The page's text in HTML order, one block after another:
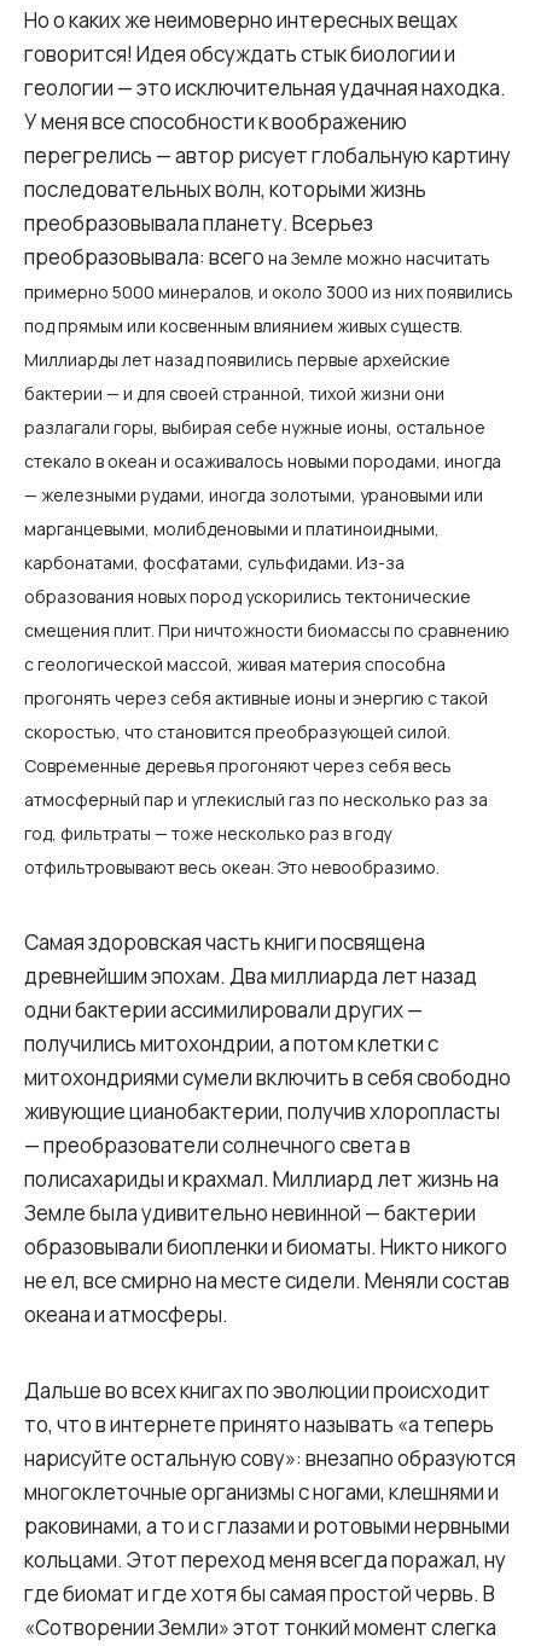
Но о каких же неимоверно интересных вещах
говорится! Идея обсуждать стык биологии и
геологии — это исключительная удачная находка.
У меня все способности к воображению
перегрелись — автор рисует глобальную картину
последовательных волн, которыми жизнь
преобразовывала планету. Всерьез
преобразовывала: всего на Земле можно насчитать
примерно 5000 минералов, и около 3000 из них появились
под прямым или косвенным влиянием живых существ.
Миллиарды лет назад появились первые архейские
бактерии — и для своей странной, тихой жизни они
разлагали горы, выбирая себе нужные ионы, остальное
стекало в океан и осаживалось новыми породами, иногда
— железными рудами, иногда золотыми, урановыми или
марганцевыми, молибденовыми и платиноидными,
карбонатами, фосфатами, сульфидами. Из-за
образования новых пород ускорились тектонические
смещения плит. При ничтожности биомассы по сравнению
с геологической массой, живая материя способна
прогонять через себя активные ионы и энергию с такой
скоростью, что становится преобразующей силой.
Современные деревья прогоняют через себя весь
атмосферный пар и углекислый газ по несколько раз за
год, фильтраты — тоже несколько раз в году
отфильтровывают весь океан. Это невообразимо.
Самая здоровская часть книги посвящена
древнейшим эпохам. Два миллиарда лет назад
одни бактерии ассимилировали других —
получились митохондрии, а потом клетки с
митохондриями сумели включить в себя свободно
живующие цианобактерии, получив хлоропласты
— преобразователи солнечного света в
полисахариды и крахмал. Миллиард лет жизнь на
Земле была удивительно невинной — бактерии
образовывали биопленки и биоматы. Никто никого
не ел, все смирно на месте сидели. Меняли состав
океана и атмосферы.
Дальше во всех книгах по эволюции происходит
то, что в интернете принято называть «а теперь
нарисуйте остальную сову»: внезапно образуются
многоклеточные организмы с ногами, клешнями и
раковинами, а то и с глазами и ротовыми нервными
кольцами. Этот переход меня всегда поражал, ну
где биомат и где хотя бы самая простой червь. В
«Сотворении Земли» этот тонкий момент слегка